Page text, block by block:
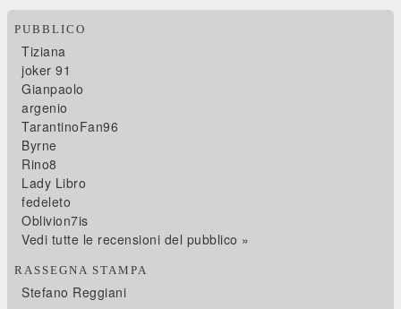
PUBBLICO
Tiziana
joker 91
Gianpaolo
argenio
TarantinoFan96
Byrne
Rino8
Lady Libro
fedeleto
Oblivion7is
Vedi tutte le recensioni del pubblico »
RASSEGNA STAMPA
Stefano Reggiani